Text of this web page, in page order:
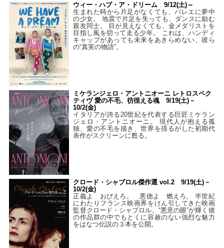
ウィー・ハブ・ア・ドリーム 9/12(土)～
生まれた時から片足がなくても、バレエに夢中
の少女。 地震で片足を失っても、ダンスに励む
親友同士。 目が見えなくても、金メダリストを
目指し風を切って走る少年。 これは、ハンディ
キャップがあっても未来をあきらめない、彼ら
の“真実の物語”。
ミケランジェロ・アントニオーニ レトロスペク
ティヴ 愛の不毛、彷徨える魂 9/19(土)－
10/2(金)
イタリアが誇る20世紀を代表する巨匠ミケラン
ジェロ・アントニオーニ。 現代人が抱える孤
独、愛の不毛を描き、世界を揺るがした初期代
表作がスクリーンに甦る。
クロード・シャブロル傑作選 vol.2 9/19(土)－
10/2(金)
正義よ おびえろ。 悪徳よ 燃えろ。 半世紀
にわたりフランス映画界をけん引してきた映画
監督クロード・シャブロル。“悪意の眼”が輝く彼
の作品群の中でもとくに容赦のない強烈な魅力
をはなつ伝説の３本を公開。